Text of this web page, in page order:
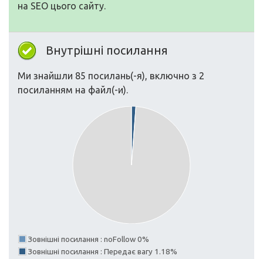
на SEO цього сайту.
Внутрішні посилання
Ми знайшли 85 посилань(-я), включно з 2
посиланням на файл(-и).
Зовнішні посилання : noFollow 0%
Зовнішні посилання : Передає вагу 1.18%